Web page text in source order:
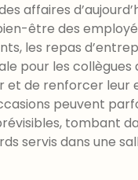
affaires
être des
les repas
pour les collègues
et de renforcer leur
peuvent
tombant
servis dans une